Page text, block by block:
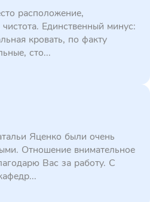
расположение,
Единственный минус:
кровать, по факту
сто...
Яценко были очень
Отношение внимательное
Вас за работу. С